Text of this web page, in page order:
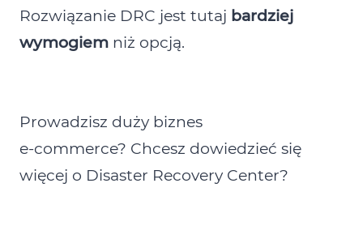
Rozwiązanie DRC jest tutaj bardziej
wymogiem niż opcją.
Prowadzisz duży biznes
e‑commerce? Chcesz dowiedzieć się
więcej o Disaster Recovery Center?